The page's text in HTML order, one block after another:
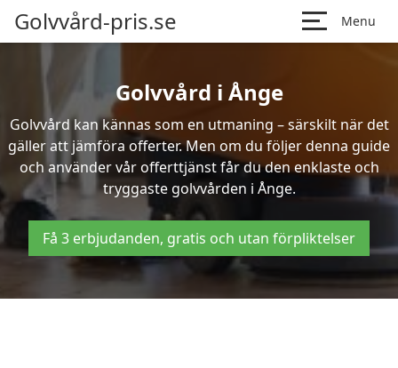
Golvvård-pris.se Menu
Golvvård i Ånge
Golvvård kan kännas som en utmaning – särskilt när det
gäller att jämföra offerter. Men om du följer denna guide
och använder vår offerttjänst får du den enklaste och
tryggaste golvvården i Ånge.
Få 3 erbjudanden, gratis och utan förpliktelser